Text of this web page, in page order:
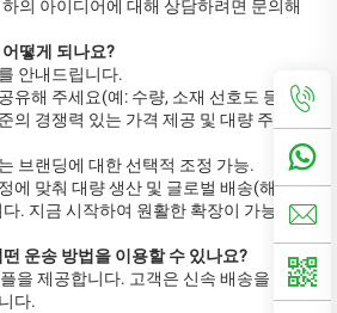
의 아이디어에 대해 상담하려면 문의해
떻게 되나요?
안내드립니다.
유해 주세요(예: 수량, 소재 선호도 등).
의 경쟁력 있는 가격 제공 및 대량 주문 시
브랜딩에 대한 선택적 조정 가능.
에 맞춰 대량 생산 및 글로벌 배송(해상, 항
. 지금 시작하여 원활한 확장이 가능합니
운송 방법을 이용할 수 있나요?
을 제공합니다. 고객은 신속 배송을 위한
다.